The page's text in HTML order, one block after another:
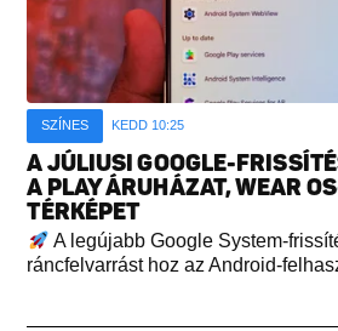
SZÍNES KEDD 10:25
A JÚLIUSI GOOGLE-
A PLAY ÁRUHÁZAT, WEAR
TÉRKÉPET
A legújabb Google System-
ráncfelvarrást hoz az Android-